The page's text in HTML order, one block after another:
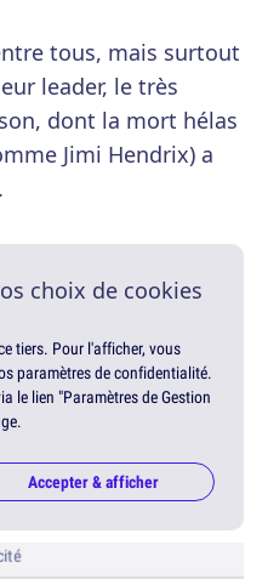
tous, mais surtout
leader, le très
dont la mort hélas
Jimi Hendrix) a
choix de cookies
tiers. Pour l'afficher, vous
paramètres de confidentialité.
le lien "Paramètres de Gestion
Accepter & afficher